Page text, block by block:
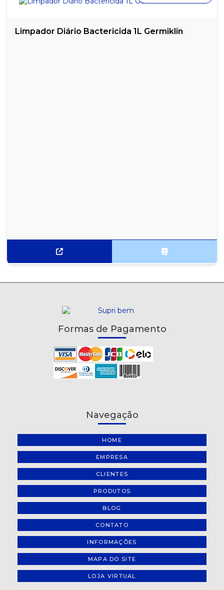
Limpador Diário Bactericida 1L Germiklin
Formas de Pagamento
Navegação
HOME
EMPRESA
CLIENTES
PRODUTOS
BLOG
CONTATO
INFORMAÇÕES
MAPA DO SITE
LOJA VIRTUAL